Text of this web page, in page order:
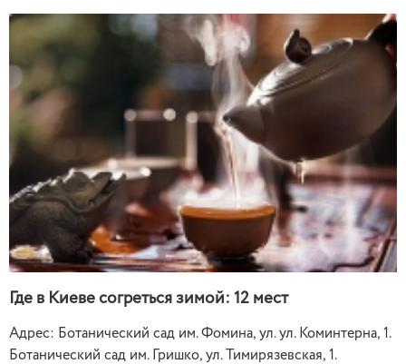
Где в Киеве согреться зимой: 12 мест
Адрес: Ботанический сад им. Фомина, ул. ул. Коминтерна, 1.
Ботанический сад им. Гришко, ул. Тимирязевская, 1.